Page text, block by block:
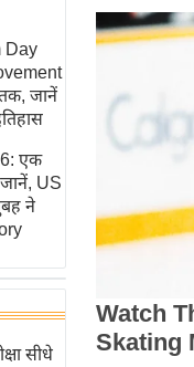
Day
जानें
एक
US
ने
सीधे